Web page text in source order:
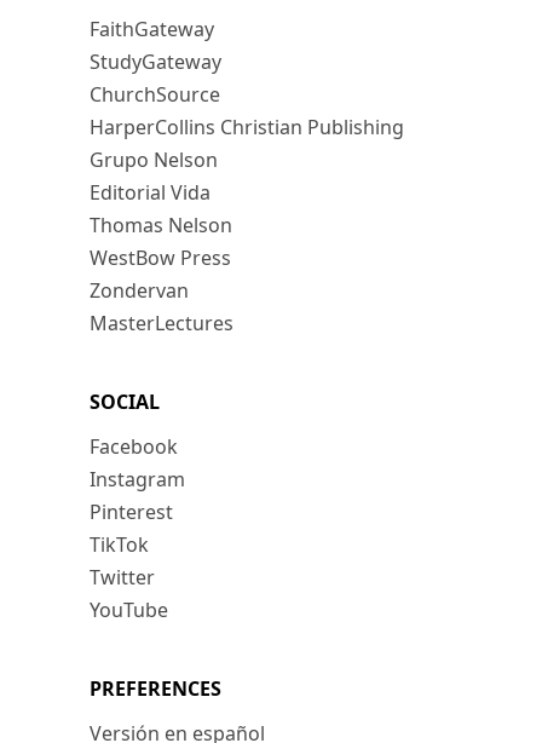
FaithGateway
StudyGateway
ChurchSource
HarperCollins Christian Publishing
Grupo Nelson
Editorial Vida
Thomas Nelson
WestBow Press
Zondervan
MasterLectures
SOCIAL
Facebook
Instagram
Pinterest
TikTok
Twitter
YouTube
PREFERENCES
Versión en español